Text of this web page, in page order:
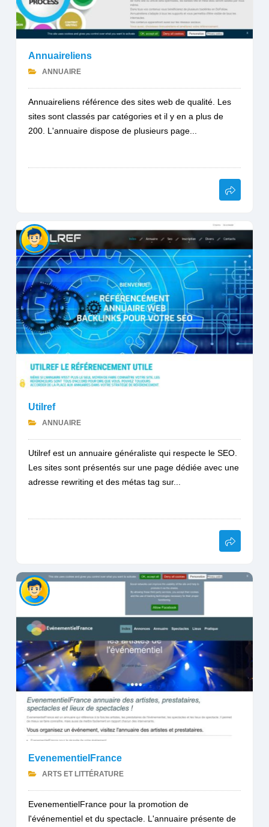
Annuaireliens
ANNUAIRE
Annuaireliens référence des sites web de qualité. Les
sites sont classés par catégories et il y en a plus de
200. L'annuaire dispose de plusieurs page...
Utilref
ANNUAIRE
Utilref est un annuaire généraliste qui respecte le SEO.
Les sites sont présentés sur une page dédiée avec une
adresse rewriting et des métas tag sur...
EvenementielFrance
ARTS ET LITTÉRATURE
EvenementielFrance pour la promotion de
l'événementiel et du spectacle. L'annuaire présente de